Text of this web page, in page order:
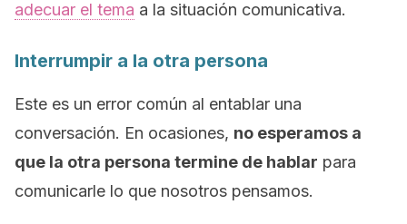
adecuar el tema a la situación comunicativa.
Interrumpir a la otra persona
Este es un error común al entablar una
conversación. En ocasiones, no esperamos a
que la otra persona termine de hablar para
comunicarle lo que nosotros pensamos.